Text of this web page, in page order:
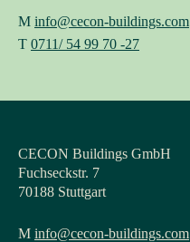
M info@cecon-buildings.com
T 0711/ 54 99 70 -27
CECON Buildings GmbH
Fuchseckstr. 7
70188 Stuttgart
M info@cecon-buildings.com